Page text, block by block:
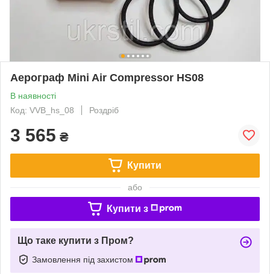
Аерограф Mini Air Compressor HS08
В наявності
Код: VVB_hs_08
Роздріб
3 565 ₴
Купити
або
Купити з
Що таке купити з Пром?
Замовлення під захистом